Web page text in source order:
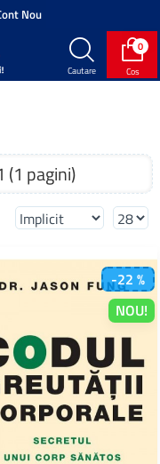
Nou
0
(1 pagini)
NOU!
-22 %